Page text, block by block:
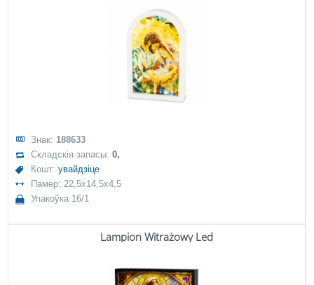
Знак: 188633
Складскія запасы:0,
Кошт:увайдзіце
Памер: 22,5x14,5x4,5
Упакоўка 16/1
Lampion Witrażowy Led